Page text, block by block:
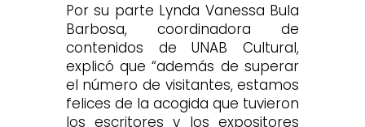
Por su parte Lynda Vanessa Bula
Barbosa, coordinadora de
contenidos de UNAB Cultural,
explicó que “además de superar
el número de visitantes, estamos
felices de la acogida que tuvieron
los escritores y los expositores